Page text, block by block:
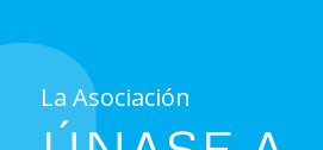
La Asociación